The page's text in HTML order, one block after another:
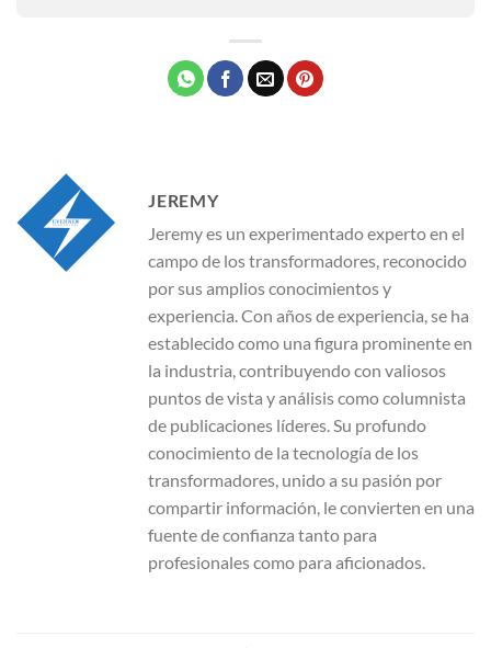
JEREMY
Jeremy es un experimentado experto en el
campo de los transformadores, reconocido
por sus amplios conocimientos y
experiencia. Con años de experiencia, se ha
establecido como una figura prominente en
la industria, contribuyendo con valiosos
puntos de vista y análisis como columnista
de publicaciones líderes. Su profundo
conocimiento de la tecnología de los
transformadores, unido a su pasión por
compartir información, le convierten en una
fuente de confianza tanto para
profesionales como para aficionados.